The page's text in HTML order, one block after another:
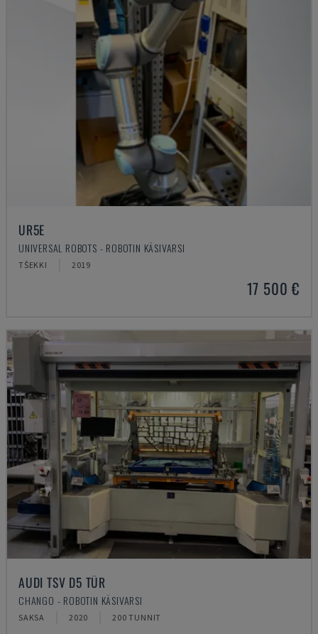
UR5E
UNIVERSAL ROBOTS - ROBOTIN KÄSIVARSI
TŠEKKI 2019
17 500 €
AUDI TSV D5 TÜR
CHANGO - ROBOTIN KÄSIVARSI
SAKSA 2020 200 TUNNIT